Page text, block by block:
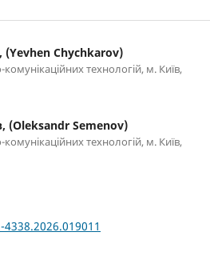
Chychkarov)
технологій, м. Київ,
(Oleksandr Semenov)
технологій, м. Київ,